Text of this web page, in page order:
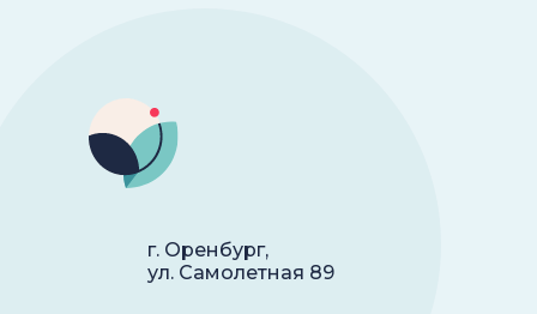
г. Оренбург,
ул. Самолетная 89